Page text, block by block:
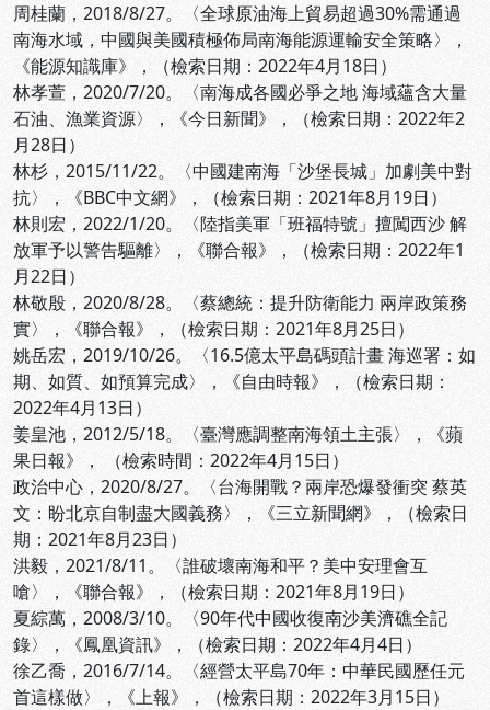
周桂蘭，2018/8/27。〈全球原油海上貿易超過30%需通過
南海水域，中國與美國積極佈局南海能源運輸安全策略〉，
《能源知識庫》，
（檢索日期：2022年4月18日）
林孝萱，2020/7/20。〈南海成各國必爭之地 海域蘊含大量
石油、漁業資源〉，《今日新聞》，
（檢索日期：2022年2
月28日）
林杉，2015/11/22。〈中國建南海「沙堡長城」加劇美中對
抗〉，《BBC中文網》，
（檢索日期：2021年8月19日）
林則宏，2022/1/20。〈陸指美軍「班福特號」擅闖西沙 解
放軍予以警告驅離〉，《聯合報》，
（檢索日期：2022年1
月22日）
林敬殷，2020/8/28。〈蔡總統：提升防衛能力 兩岸政策務
實〉，《聯合報》，
（檢索日期：2021年8月25日）
姚岳宏，2019/10/26。〈16.5億太平島碼頭計畫 海巡署：如
期、如質、如預算完成〉，《自由時報》，
（檢索日期：
2022年4月13日）
姜皇池，2012/5/18。〈臺灣應調整南海領土主張〉，《蘋
果日報》，
（檢索時間：2022年4月15日）
政治中心，2020/8/27。〈台海開戰？兩岸恐爆發衝突 蔡英
文：盼北京自制盡大國義務〉，《三立新聞網》，
（檢索日
期：2021年8月23日）
洪毅，2021/8/11。〈誰破壞南海和平？美中安理會互
嗆〉，《聯合報》，
（檢索日期：2021年8月19日）
夏綜萬，2008/3/10。〈90年代中國收復南沙美濟礁全記
錄〉，《鳳凰資訊》，
（檢索日期：2022年4月4日）
徐乙喬，2016/7/14。〈經營太平島70年：中華民國歷任元
首這樣做〉，《上報》，
（檢索日期：2022年3月15日）